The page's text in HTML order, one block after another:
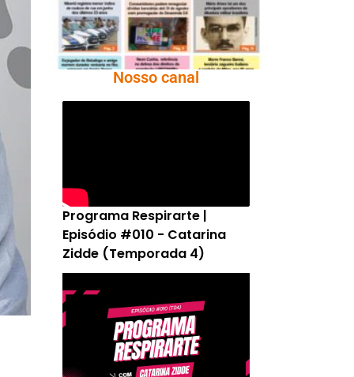
Nosso canal
Programa Respirarte |
Episódio #010 - Catarina
Zidde (Temporada 4)